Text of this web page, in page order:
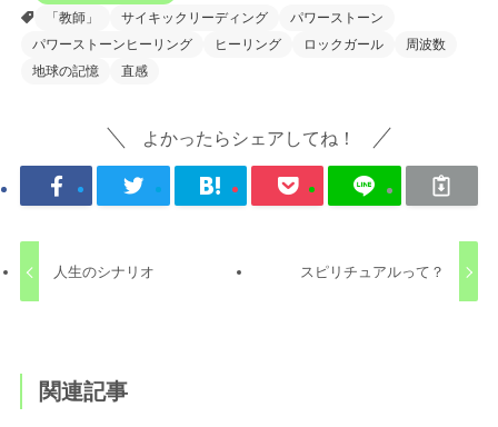
「教師」
サイキックリーディング
パワーストーン
パワーストーンヒーリング
ヒーリング ロックガール
周波数
地球の記憶
直感
よかったらシェアしてね！
人生のシナリオ スピリチュアルって？
関連記事